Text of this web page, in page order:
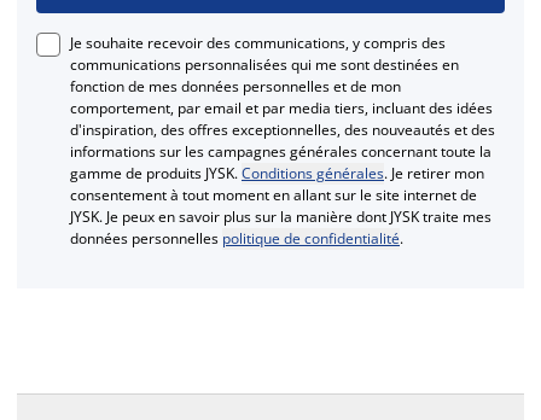
Je souhaite recevoir des communications, y compris des
communications personnalisées qui me sont destinées en
fonction de mes données personnelles et de mon
comportement, par email et par media tiers, incluant des idées
d'inspiration, des offres exceptionnelles, des nouveautés et des
informations sur les campagnes générales concernant toute la
gamme de produits JYSK.Conditions générales. Je retirer mon
consentement à tout moment en allant sur le site internet de
JYSK. Je peux en savoir plus sur la manière dont JYSK traite mes
données personnelles politique de confidentialité.